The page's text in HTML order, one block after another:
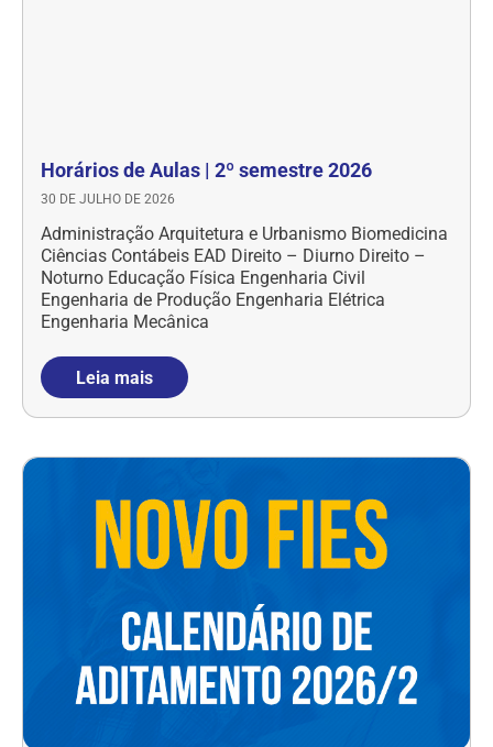
Horários de Aulas | 2º semestre 2026
30 DE JULHO DE 2026
Administração Arquitetura e Urbanismo Biomedicina
Ciências Contábeis EAD Direito – Diurno Direito –
Noturno Educação Física Engenharia Civil
Engenharia de Produção Engenharia Elétrica
Engenharia Mecânica
Leia mais